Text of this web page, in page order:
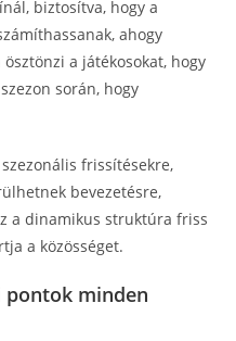
biztosítva, hogy a
ahogy
a játékosokat, hogy
során, hogy
frissítésekre,
bevezetésre,
a dinamikus struktúra friss
a közösséget.
pontok minden